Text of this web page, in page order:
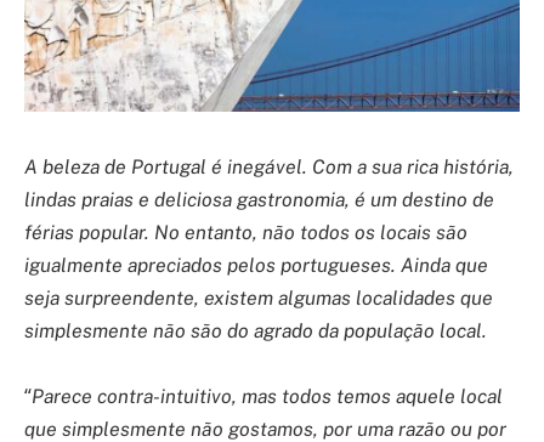
A beleza de Portugal é inegável. Com a sua rica história,
lindas praias e deliciosa gastronomia, é um destino de
férias popular. No entanto, não todos os locais são
igualmente apreciados pelos portugueses. Ainda que
seja surpreendente, existem algumas localidades que
simplesmente não são do agrado da população local.
“Parece contra-intuitivo, mas todos temos aquele local
que simplesmente não gostamos, por uma razão ou por